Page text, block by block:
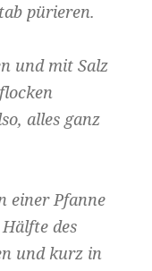
pürieren.
und mit Salz
alles ganz
einer Pfanne
des
und kurz in